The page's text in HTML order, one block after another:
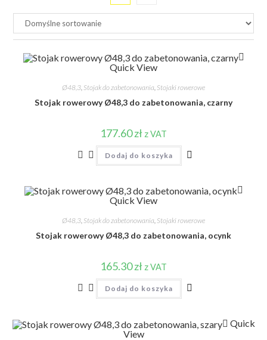
Quick View
Ø48,3 Stojak do zabetonowania Stojaki rowerowe
Stojak rowerowy Ø48,3 do zabetonowania, czarny
177.60zł z VAT
Dodaj do koszyka
Quick View
Ø48,3, Stojak do zabetonowania, Stojaki rowerowe
Stojak rowerowy Ø48,3 do zabetonowania, ocynk
165.30złz VAT
Dodaj do koszyka
Quick
View